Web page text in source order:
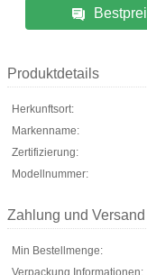
Produktdetails
Herkunftsort:
Markenname:
Zertifizierung:
Modellnummer:
Zahlung und Versand
Min Bestellmenge:
Verpackung Informationen: